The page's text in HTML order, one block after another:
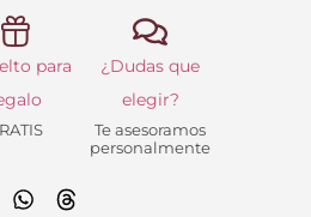
para
¿Dudas que
elegir?
Te asesoramos
personalmente